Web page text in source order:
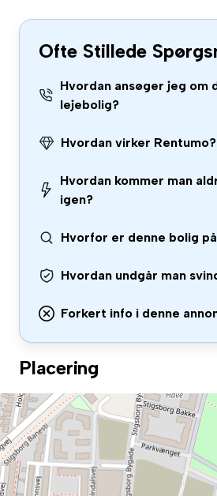
Ofte Stillede
Hvordan ansøger jeg om
lejebolig?
Hvordan virker Rentumo?
Hvordan kommer man
igen?
Hvorfor er denne bolig
Hvordan undgår man
Forkert info i denne
Placering